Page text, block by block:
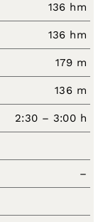
136 hm
136 hm
179 m
136 m
2:30 – 3:00 h
–